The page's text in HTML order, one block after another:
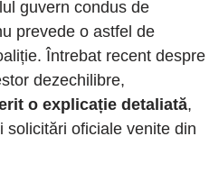
guvern condus de
prevede o astfel de
Întrebat recent despre
dezechilibre,
o explicație detaliată,
solicitări oficiale venite din